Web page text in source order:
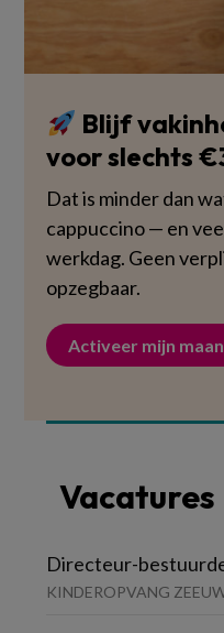
Blijf
voor slechts
Dat is minder dan
cappuccino — en
werkdag. Geen
opzegbaar.
Activeer mijn
Vacatures
Directeur-
KINDEROPVANG